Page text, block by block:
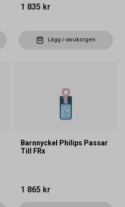
1 835 kr
Lägg i varukorgen
Barnnyckel Philips Passar
Till FRx
1 865 kr